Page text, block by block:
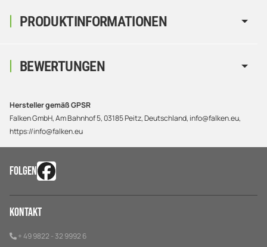
PRODUKTINFORMATIONEN
BEWERTUNGEN
Hersteller gemäß GPSR
Falken GmbH, Am Bahnhof 5, 03185 Peitz, Deutschland, info@falken.eu,
https://info@falken.eu
FOLGEN
Kontakt
+ 49 9822 - 32 9992 6